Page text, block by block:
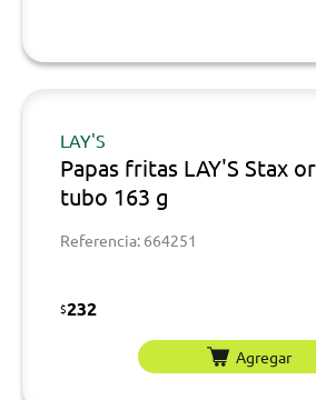
LAY'S
Papas fritas LAY'S Stax
tubo 163 g
Referencia: 664251
$232
Agregar